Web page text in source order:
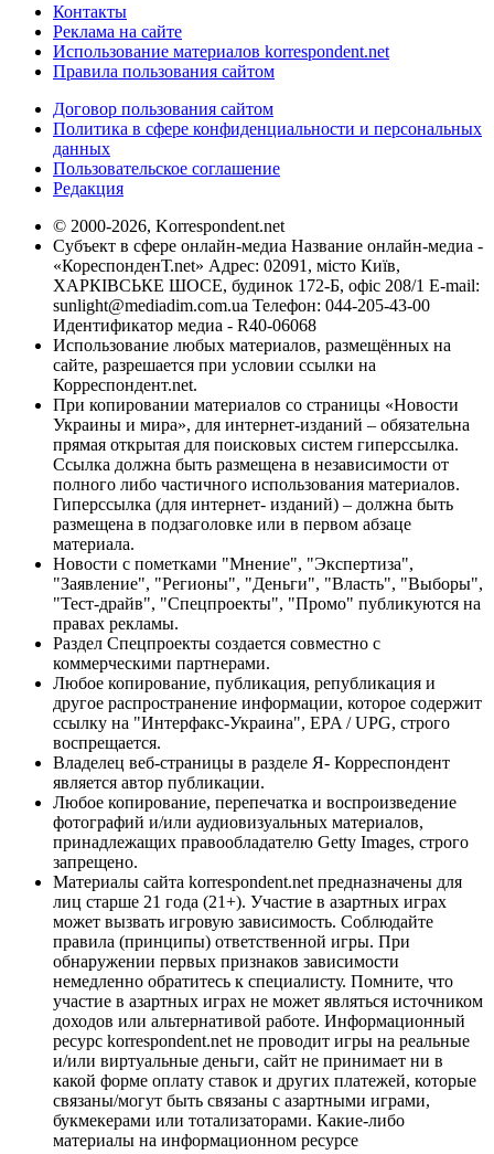
Контакты
Реклама на сайте
Использование материалов korrespondent.net
Правила пользования сайтом
Договор пользования сайтом
Политика в сфере конфиденциальности и персональных
данных
Пользовательское соглашение
Редакция
© 2000-2026, Korrespondent.net
Субъект в сфере онлайн-медиа Название онлайн-медиа -
«КореспонденТ.net» Адрес: 02091, місто Київ,
ХАРКІВСЬКЕ ШОСЕ, будинок 172-Б, офіс 208/1 E-mail:
sunlight@mediadim.com.ua Телефон: 044-205-43-00
Идентификатор медиа - R40-06068
Использование любых материалов, размещённых на
сайте, разрешается при условии ссылки на
Корреспондент.net.
При копировании материалов со страницы «Новости
Украины и мира», для интернет-изданий – обязательна
прямая открытая для поисковых систем гиперссылка.
Ссылка должна быть размещена в независимости от
полного либо частичного использования материалов.
Гиперссылка (для интернет- изданий) – должна быть
размещена в подзаголовке или в первом абзаце
материала.
Новости с пометками "Мнение", "Экспертиза",
"Заявление", "Регионы", "Деньги", "Власть", "Выборы",
"Тест-драйв", "Спецпроекты", "Промо" публикуются на
правах рекламы.
Раздел Спецпроекты создается совместно с
коммерческими партнерами.
Любое копирование, публикация, републикация и
другое распространение информации, которое содержит
ссылку на "Интерфакс-Украина", EPA / UPG, строго
воспрещается.
Владелец веб-страницы в разделе Я- Корреспондент
является автор публикации.
Любое копирование, перепечатка и воспроизведение
фотографий и/или аудиовизуальных материалов,
принадлежащих правообладателю Getty Images, строго
запрещено.
Материалы сайта korrespondent.net предназначены для
лиц старше 21 года (21+). Участие в азартных играх
может вызвать игровую зависимость. Соблюдайте
правила (принципы) ответственной игры. При
обнаружении первых признаков зависимости
немедленно обратитесь к специалисту. Помните, что
участие в азартных играх не может являться источником
доходов или альтернативой работе. Информационный
ресурс korrespondent.net не проводит игры на реальные
и/или виртуальные деньги, сайт не принимает ни в
какой форме оплату ставок и других платежей, которые
связаны/могут быть связаны с азартными играми,
букмекерами или тотализаторами. Какие-либо
материалы на информационном ресурсе